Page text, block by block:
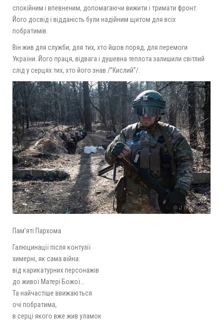
спокійним і впевненим, допомагаючи вижити і тримати фронт.
Його досвід і відданість були надійним щитом для всіх
побратимів.
Він жив для служби, для тих, хто йшов поряд, для перемоги
України. Його праця, відвага і душевна теплота залишили світлий
слід у серцях тих, хто його знав /”Кислий”/.
Пам’яті Пархома
Галюцинації після контузії
химерні, як сама війна:
від карикатурних персонажів
до живої Матері Божої…
Та найчастіше ввижаються
очі побратима,
в серці якого вже жив уламок